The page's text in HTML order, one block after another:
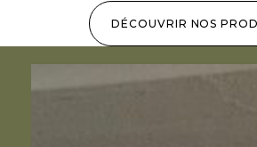
DÉCOUVRIR NOS